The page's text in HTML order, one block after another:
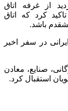
از غرفه اتاق
کرد که اتاق
باشد.
در سفر اخیر
صنایع، معادن
استقبال کرد.